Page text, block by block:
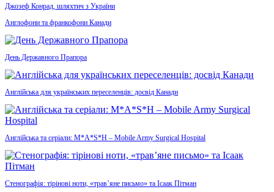
Джозеф Конрад, шляхтич з України
Англофони та франкофони Канади
День Державного Прапора
Англійська для українських переселенців: досвід Канади
Англійська та серіали: M*A*S*H – Mobile Army Surgical Hospital
Стенографія: тірінові ноти, «трав’яне письмо» та Ісаак Пітман